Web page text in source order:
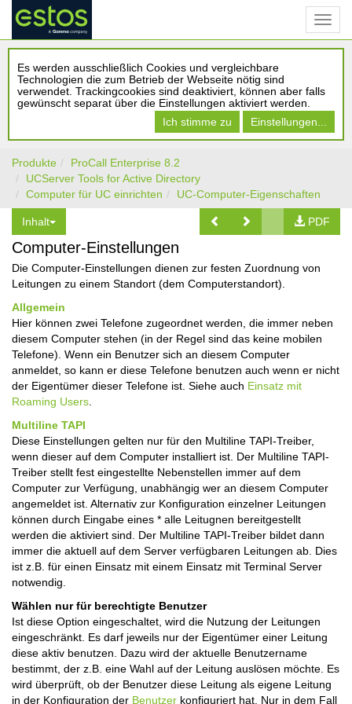
Es werden ausschließlich Cookies und vergleichbare
Technologien die zum Betrieb der Webseite nötig sind
verwendet. Trackingcookies sind deaktiviert, können aber falls
gewünscht separat über die Einstellungen aktiviert werden.
Ich stimme zu
Einstellungen...
Produkte
ProCall Enterprise 8.2
UCServer Tools for Active Directory
Computer für UC einrichten
UC-Computer-Eigenschaften
Inhalt PDF
Computer-Einstellungen
Die Computer-Einstellungen dienen zur festen Zuordnung von
Leitungen zu einem Standort (dem Computerstandort).
Allgemein
Hier können zwei Telefone zugeordnet werden, die immer neben
diesem Computer stehen (in der Regel sind das keine mobilen
Telefone). Wenn ein Benutzer sich an diesem Computer
anmeldet, so kann er diese Telefone benutzen auch wenn er nicht
der Eigentümer dieser Telefone ist. Siehe auch Einsatz mit
Roaming Users
Multiline TAPI
Diese Einstellungen gelten nur für den Multiline TAPI-Treiber,
wenn dieser auf dem Computer installiert ist. Der Multiline TAPI-
Treiber stellt fest eingestellte Nebenstellen immer auf dem
Computer zur Verfügung, unabhängig wer an diesem Computer
angemeldet ist. Alternativ zur Konfiguration einzelner Leitungen
können durch Eingabe eines * alle Leitugnen bereitgestellt
werden die aktiviert sind. Der Multiline TAPI-Treiber bildet dann
immer die aktuell auf dem Server verfügbaren Leitungen ab. Dies
ist z.B. für einen Einsatz mit einem Einsatz mit Terminal Server
notwendig.
Wählen nur für berechtigte Benutzer
Ist diese Option eingeschaltet, wird die Nutzung der Leitungen
eingeschränkt. Es darf jeweils nur der Eigentümer einer Leitung
diese aktiv benutzen. Dazu wird der aktuelle Benutzername
bestimmt, der z.B. eine Wahl auf der Leitung auslösen möchte. Es
wird überprüft, ob der Benutzer diese Leitung als eigene Leitung
in der Konfiguration der Benutzer konfiguriert hat. Nur in dem Fall